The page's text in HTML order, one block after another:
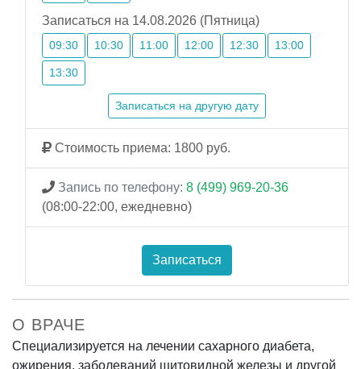
Записаться на 14.08.2026 (Пятница)
09:30 10:30 11:00 12:00 12:30 13:00
13:30
Записаться на другую дату
Стоимость приема: 1800 руб.
Запись по телефону: 8 (499) 969-20-36
(08:00-22:00, ежедневно)
Записаться
О ВРАЧЕ
Специализируется на лечении сахарного диабета,
ожирения, заболеваний щитовидной железы и другой